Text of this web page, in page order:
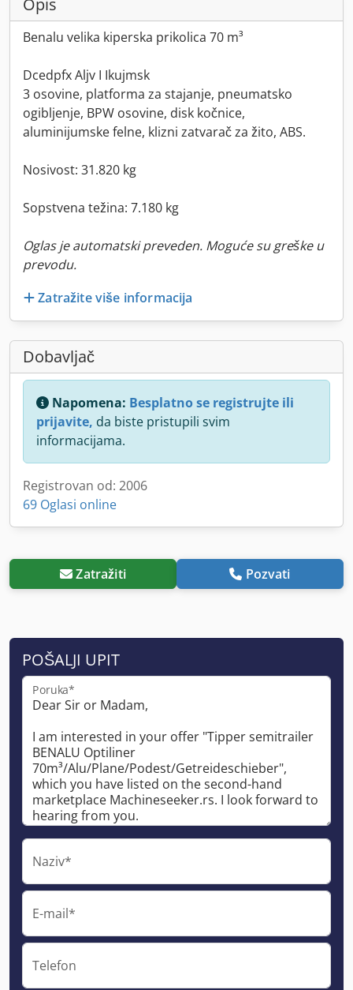
Opis
Benalu velika kiperska prikolica 70 m³
Dcedpfx Aljv I Ikujmsk
3 osovine, platforma za stajanje, pneumatsko
ogibljenje, BPW osovine, disk kočnice,
aluminijumske felne, klizni zatvarač za žito, ABS.
Nosivost: 31.820 kg
Sopstvena težina: 7.180 kg
Oglas je automatski preveden. Moguće su greške u
prevodu.
Zatražite više informacija
Dobavljač
Napomena: Besplatno se registrujte ili
prijavite, da biste pristupili svim
informacijama.
Registrovan od: 2006
69 Oglasi online
Zatražiti Pozvati
POŠALJI UPIT
Poruka*
Naziv*
E-mail*
Telefon